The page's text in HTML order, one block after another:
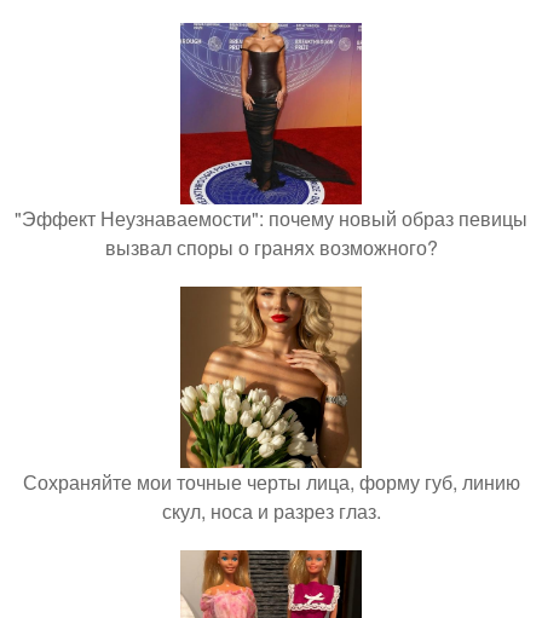
"Эффект Неузнаваемости": почему новый образ певицы
вызвал споры о гранях возможного?
Сохраняйте мои точные черты лица, форму губ, линию
скул, носа и разрез глаз.